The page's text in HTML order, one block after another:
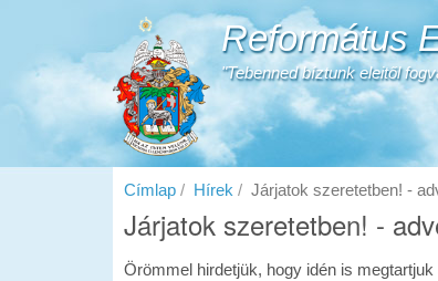
tartalomra
Református
"Tebenned bíztunk eleitől
Címlap Hírek Járjatok szeretetben! -
Járjatok szeretetben! -
Örömmel hirdetjük, hogy idén is